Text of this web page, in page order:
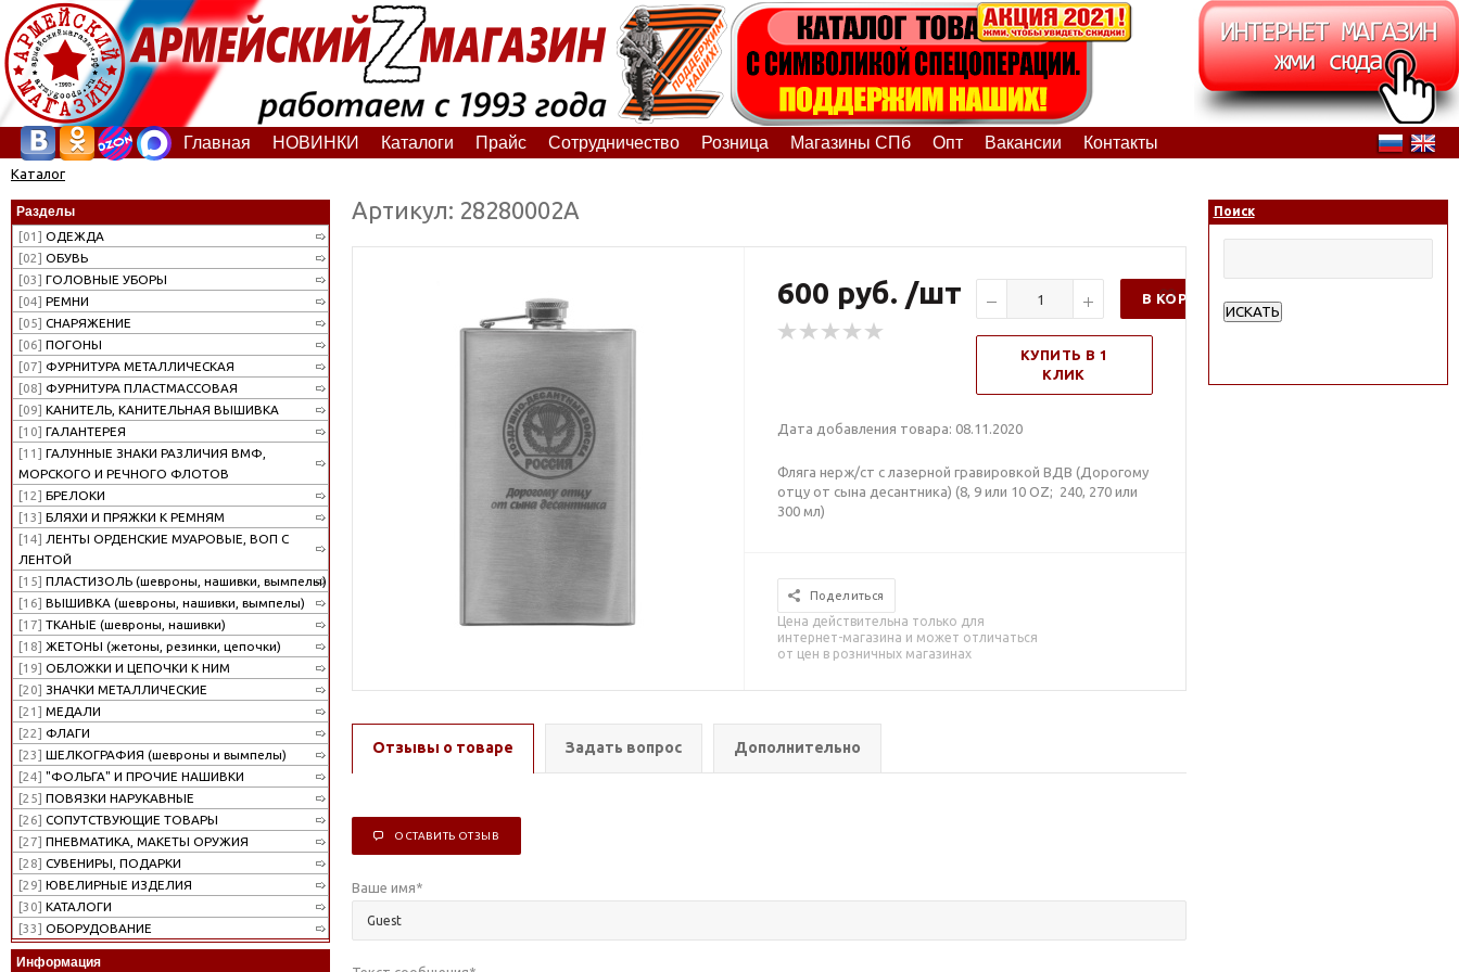
Главная НОВИНКИ Каталоги Прайс Сотрудничество Розница Магазины СПб Опт Вакансии Контакты
Каталог
Разделы
[01] ОДЕЖДА
[02] ОБУВЬ
[03] ГОЛОВНЫЕ УБОРЫ
[04] РЕМНИ
[05] СНАРЯЖЕНИЕ
[06] ПОГОНЫ
[07] ФУРНИТУРА МЕТАЛЛИЧЕСКАЯ
[08] ФУРНИТУРА ПЛАСТМАССОВАЯ
[09] КАНИТЕЛЬ, КАНИТЕЛЬНАЯ ВЫШИВКА
[10] ГАЛАНТЕРЕЯ
[11] ГАЛУННЫЕ ЗНАКИ РАЗЛИЧИЯ ВМФ,
МОРСКОГО И РЕЧНОГО ФЛОТОВ
[12] БРЕЛОКИ
[13] БЛЯХИ И ПРЯЖКИ К РЕМНЯМ
[14] ЛЕНТЫ ОРДЕНСКИЕ МУАРОВЫЕ, ВОП С
ЛЕНТОЙ
[15] ПЛАСТИЗОЛЬ (шевроны, нашивки, вымпелы)
[16] ВЫШИВКА (шевроны, нашивки, вымпелы)
[17] ТКАНЫЕ (шевроны, нашивки)
[18] ЖЕТОНЫ (жетоны, резинки, цепочки)
[19] ОБЛОЖКИ И ЦЕПОЧКИ К НИМ
[20] ЗНАЧКИ МЕТАЛЛИЧЕСКИЕ
[21] МЕДАЛИ
[22] ФЛАГИ
[23] ШЕЛКОГРАФИЯ (шевроны и вымпелы)
[24] "ФОЛЬГА" И ПРОЧИЕ НАШИВКИ
[25] ПОВЯЗКИ НАРУКАВНЫЕ
[26] СОПУТСТВУЮЩИЕ ТОВАРЫ
[27] ПНЕВМАТИКА, МАКЕТЫ ОРУЖИЯ
[28] СУВЕНИРЫ, ПОДАРКИ
[29] ЮВЕЛИРНЫЕ ИЗДЕЛИЯ
[30] КАТАЛОГИ
[33] ОБОРУДОВАНИЕ
Информация
Артикул: 28280002А
600 руб. /шт В КОРЗИНУ
КУПИТЬ В 1
КЛИК
Дата добавления товара: 08.11.2020
Фляга нерж/ст с лазерной гравировкой ВДВ (Дорогому
отцу от сына десантника) (8, 9 или 10 OZ; 240, 270 или
300 мл)
Поделиться
Цена действительна только для
интернет-магазина и может отличаться
от цен в розничных магазинах
Отзывы о товаре Задать вопрос Дополнительно
ОСТАВИТЬ ОТЗЫВ
Ваше имя*
Поиск
ИСКАТЬ